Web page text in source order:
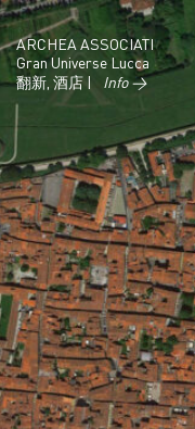
ARCHEA ASSOCIATI
Gran Universe Lucca
翻新, 酒店 |
Info →